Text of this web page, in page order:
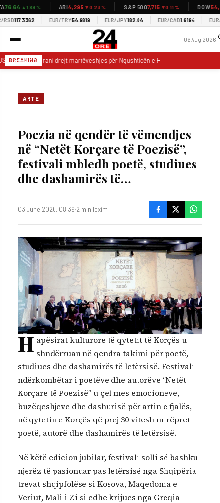
▲1.89 % ARI4,295▼0.23 % S&P 5007,715▼0.11 % DOW
117.3362 EUR/TRY54.9819 EUR/JPY182.04 EUR/CAD1.6194 EUR/
06 Aug 2026
BREAKING
– SHBA dhe Irani drejt marrëveshjes për Ngushticën e Hormuzit
ARTE
Poezia në qendër të vëmendjes
në “Netët Korçare të Poezisë”,
festivali mbledh poetë, studiues
dhe dashamirës të…
03 June 2026, 08:39·2 min lexim
H apësirat kulturore të qytetit të Korçës u
shndërruan në qendra takimi për poetë,
studiues dhe dashamirës të letërsisë. Festivali
ndërkombëtar i poetëve dhe autorëve “Netët
Korçare të Poezisë” u çel mes emocioneve,
buzëqeshjeve dhe dashurisë për artin e fjalës,
në qytetin e Korçës që prej 30 vitesh mirëpret
poetë, autorë dhe dashamirës të letërsisë.
Në këtë edicion jubilar, festivali solli së bashku
njerëz të pasionuar pas letërsisë nga Shqipëria
trevat shqipfolëse si Kosova, Maqedonia e
Veriut, Mali i Zi si edhe krijues nga Greqia